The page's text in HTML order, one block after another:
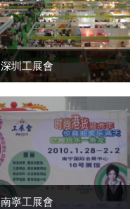
深圳工展會
南寧工展會